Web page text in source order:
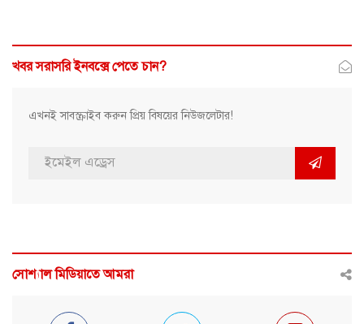
খবর সরাসরি ইনবক্সে পেতে চান?
এখনই সাবস্ক্রাইব করুন প্রিয় বিষয়ের নিউজলেটার!
সোশ্যাল মিডিয়াতে আমরা